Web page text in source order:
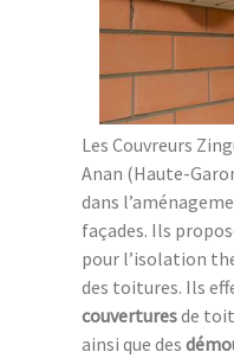
Les Couvreurs
Anan (Haute-
dans
façades. Ils
pour l’isolation
des toitures. Ils
couverturesde
ainsi que des